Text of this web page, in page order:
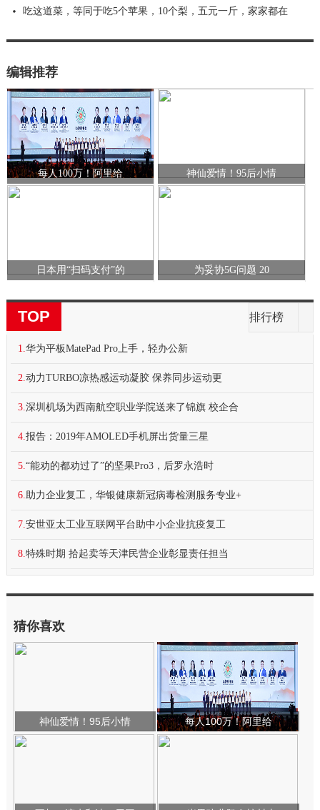
吃这道菜，等同于吃5个苹果，10个梨，五元一斤，家家都在
编辑推荐
每人100万！阿里给 神仙爱情！95后小情
日本用“扫码支付”的 为妥协5G问题 20
TOP 排行榜
1.华为平板MatePad Pro上手，轻办公新
2.动力TURBO凉热感运动凝胶 保养同步运动更
3.深圳机场为西南航空职业学院送来了锦旗 校企合
4.报告：2019年AMOLED手机屏出货量三星
5.“能劝的都劝过了”的坚果Pro3，后罗永浩时
6.助力企业复工，华银健康新冠病毒检测服务专业+
7.安世亚太工业互联网平台助中小企业抗疫复工
8.特殊时期 拾起卖等天津民营企业彰显责任担当
猜你喜欢
神仙爱情！95后小情 每人100万！阿里给